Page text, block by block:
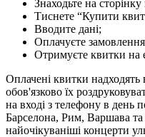
Знаходьте на сторінку
Тиснете “Купити
Вводите дані;
Оплачуєте
Отримуєте квитки на
Оплачені квитки
обов'язково їх
на вході з телефону в день
Барселона, Рим, Варшава
найочікуваніші концерти